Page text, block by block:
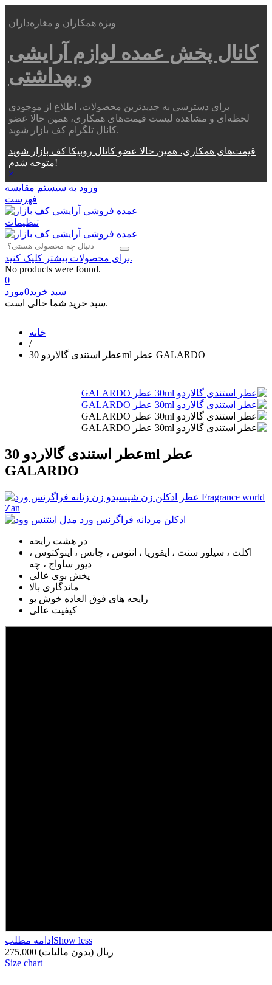
ویژه همکاران و مغازه‌داران
کانال پخش عمده لوازم آرایشی
و بهداشتی
برای دسترسی به جدیدترین محصولات، اطلاع از موجودی
لحظه‌ای و مشاهده لیست قیمت‌های همکاری، همین حالا عضو
کانال تلگرام کف بازار شوید.
قیمت‌های همکاری، همین حالا عضو کانال روبیکا کف بازار شوید
متوجه شدم!
×
ورود به سیستم مقایسه
فهرست
تنظیمات
برای محصولات بیشتر کلیک کنید.
No products were found.
0
سبد خرید0مورد
سبد خرید شما خالی است.
خانه
/
عطر استندی گالاردو 30ml عطر GALARDO
عطر استندی گالاردو 30ml عطر
GALARDO
در هشت رایحه
اکلت ، سیلور سنت ، ایفوریا ، انتوس ، چانس ، اینوکتوس ،
دیور ساواج ، چه
پخش بوی عالی
ماندگاری بالا
رایحه های فوق العاده خوش بو
کیفیت عالی
ادامه مطلب Show less
275,000 ریال (بدون مالیات)
Size chart